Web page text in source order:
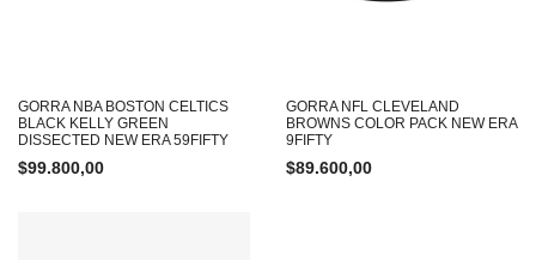
GORRA NBA BOSTON CELTICS
BLACK KELLY GREEN
DISSECTED NEW ERA 59FIFTY
$99.800,00
GORRA NFL CLEVELAND
BROWNS COLOR PACK NEW ERA
9FIFTY
$89.600,00